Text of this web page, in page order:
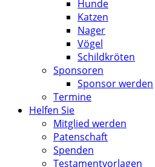
Hunde
Katzen
Nager
Vögel
Schildkröten
Sponsoren
Sponsor werden
Termine
Helfen Sie
Mitglied werden
Patenschaft
Spenden
Testamentvorlagen